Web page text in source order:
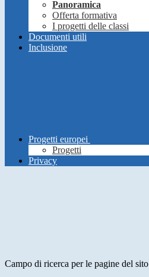
Panoramica
Offerta formativa
I progetti delle classi
Documenti utili
Inclusione
Progetti europei
Progetti
Privacy
Campo di ricerca per le pagine del sito